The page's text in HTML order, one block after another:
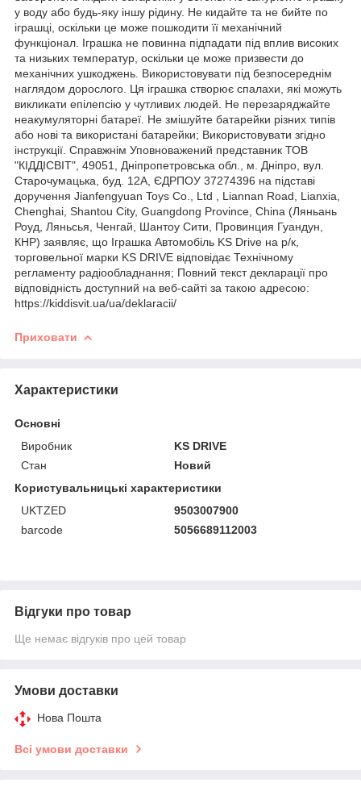
у воду або будь-яку іншу рідину. Не кидайте та не бийте по
іграшці, оскільки це може пошкодити її механічний
функціонал. Іграшка не повинна підпадати під вплив високих
та низьких температур, оскільки це може призвести до
механічних ушкоджень. Використовувати під безпосереднім
наглядом дорослого. Ця іграшка створює спалахи, які можуть
викликати епілепсію у чутливих людей. Не перезаряджайте
неакумуляторні батареї. Не змішуйте батарейки різних типів
або нові та використані батарейки; Використовувати згідно
інструкції. Справжнім Уповноважений представник ТОВ
"КІДДІСВІТ", 49051, Дніпропетровська обл., м. Дніпро, вул.
Старочумацька, буд. 12А, ЄДРПОУ 37274396 на підставі
доручення Jianfengyuan Toys Co., Ltd , Liannan Road, Lianxia,
Chenghai, Shantou City, Guangdong Province, China (Ляньань
Роуд, Ляньсья, Ченгай, Шантоу Сити, Провинция Гуандун,
КНР) заявляє, що Іграшка Автомобіль KS Drive на р/к,
торговельної марки KS DRIVE відповідає Технічному
регламенту радіообладнання; Повний текст декларації про
відповідність доступний на веб-сайті за такою адресою:
https://kiddisvit.ua/ua/deklaracii/
Приховати
Характеристики
Основні
Виробник
KS DRIVE
Стан
Новий
Користувальницькі характеристики
UKTZED
9503007900
barcode
5056689112003
Відгуки про товар
Ще немає відгуків про цей товар
Умови доставки
Нова Пошта
Всі умови доставки